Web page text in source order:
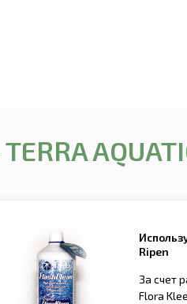
TERRA
Ripen
За счет
Flora